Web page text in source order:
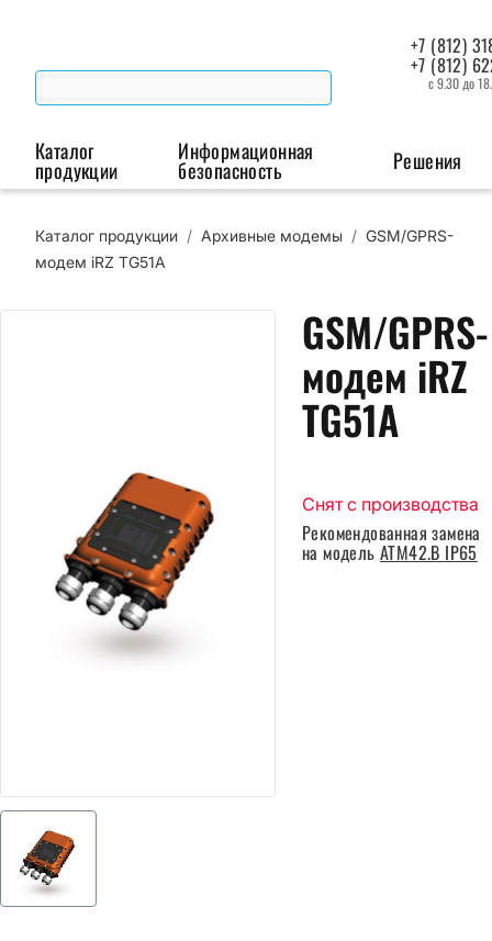
+7 (812)
+7 (812)
с 9.30 до
Каталог
продукции
Беспроводная связь Промышленная автоматизация
интерфейсов
Информационная
безопасность Решения
Каталог продукции / Архивные модемы / GSM/GPRS-
модем iRZ TG51A
GSM/GPRS-
модем iRZ
TG51A
Снят с производства
Рекомендованная замена
на модельATM42.B IP65